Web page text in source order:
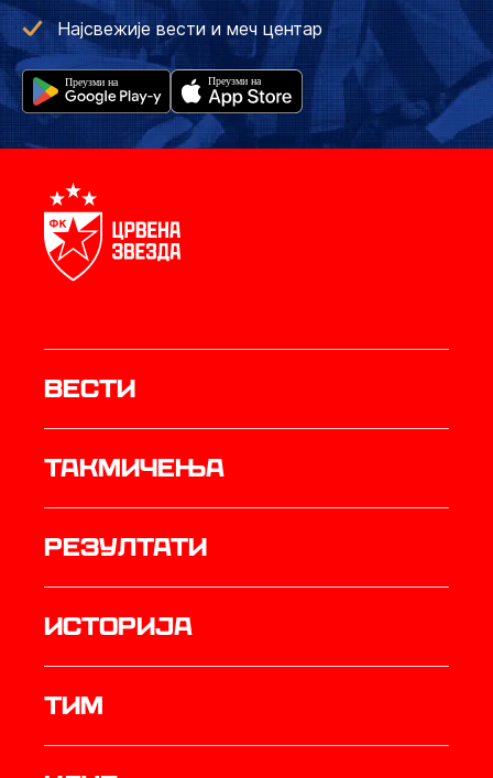
Најсвежије вести и меч центар
Вести
Такмичења
резултати
историја
ТИМ